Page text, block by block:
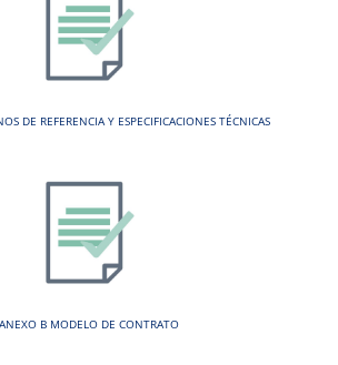
DE REFERENCIA Y ESPECIFICACIONES TÉCNICAS
ANEXO B MODELO DE CONTRATO